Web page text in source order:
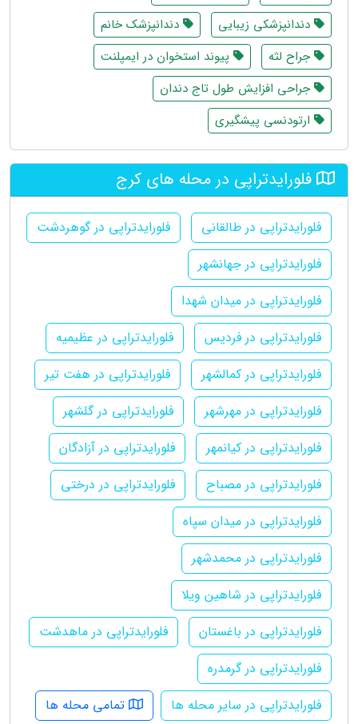
دندانپزشکی زیبایی
دندانپزشک خانم
جراح لثه
پیوند استخوان در ایمپلنت
جراحی افزایش طول تاج دندان
ارتودنسی پیشگیری
فلورایدتراپی در محله های کرج
فلورایدتراپی در طالقانی
فلورایدتراپی در گوهردشت
فلورایدتراپی در جهانشهر
فلورایدتراپی در میدان شهدا
فلورایدتراپی در فردیس
فلورایدتراپی در عظیمیه
فلورایدتراپی در کمالشهر
فلورایدتراپی در هفت تیر
فلورایدتراپی در مهرشهر
فلورایدتراپی در گلشهر
فلورایدتراپی در کیانمهر
فلورایدتراپی در آزادگان
فلورایدتراپی در مصباح
فلورایدتراپی در درختی
فلورایدتراپی در میدان سپاه
فلورایدتراپی در محمدشهر
فلورایدتراپی در شاهین ویلا
فلورایدتراپی در باغستان
فلورایدتراپی در ماهدشت
فلورایدتراپی در گرمدره
فلورایدتراپی در سایر محله ها
تمامی محله ها